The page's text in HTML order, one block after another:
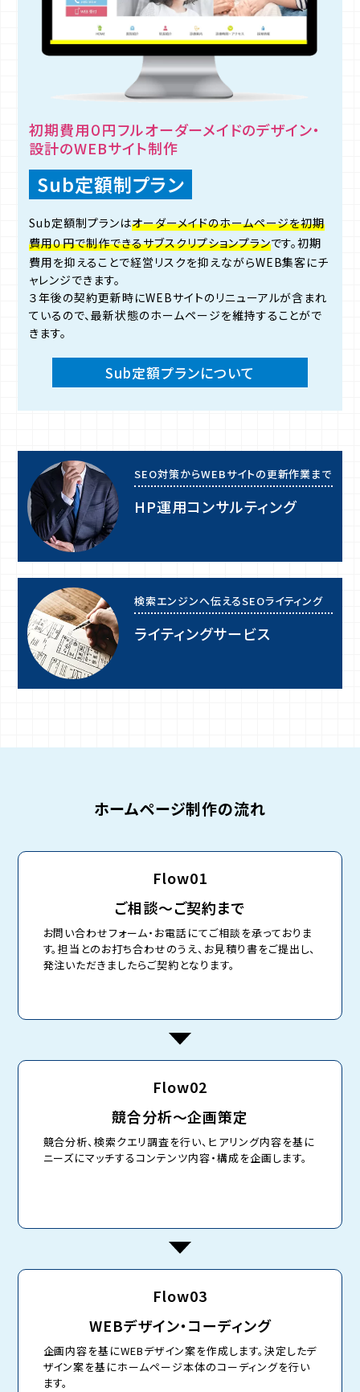
初期費用０円フルオーダーメイドのデザイン・
設計のWEBサイト制作
Sub定額制プラン
Sub定額制プランはオーダーメイドのホームページを初期
費用０円で制作できるサブスクリプションプランです。初期
費用を抑えることで経営リスクを抑えながらWEB集客にチ
ャレンジできます。
３年後の契約更新時にWEBサイトのリニューアルが含まれ
ているので、最新状態のホームページを維持することがで
きます。
Sub定額プランについて
SEO対策からWEBサイトの更新作業まで
HP運用コンサルティング
検索エンジンへ伝えるSEOライティング
ライティングサービス
ホームページ制作の流れ
Flow01
ご相談～ご契約まで
お問い合わせフォーム・お電話にてご相談を承っておりま
す。担当とのお打ち合わせのうえ、お見積り書をご提出し、
発注いただきましたらご契約となります。
Flow02
競合分析〜企画策定
競合分析、検索クエリ調査を行い、ヒアリング内容を基に
ニーズにマッチするコンテンツ内容・構成を企画します。
Flow03
WEBデザイン・コーディング
企画内容を基にWEBデザイン案を作成します。決定したデ
ザイン案を基にホームページ本体のコーディングを行い
ます。